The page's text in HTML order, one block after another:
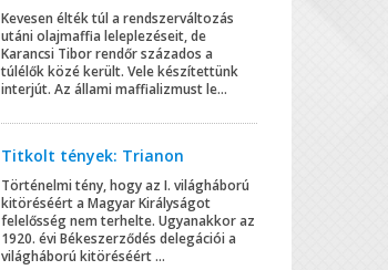
Kevesen élték túl a rendszerváltozás
utáni olajmaffia leleplezéseit, de
Karancsi Tibor rendőr százados a
túlélők közé került. Vele készítettünk
interjút. Az állami maffializmust le...
Titkolt tények: Trianon
Történelmi tény, hogy az I. világháború
kitöréséért a Magyar Királyságot
felelősség nem terhelte. Ugyanakkor az
1920. évi Békeszerződés delegációi a
világháború kitöréséért ...